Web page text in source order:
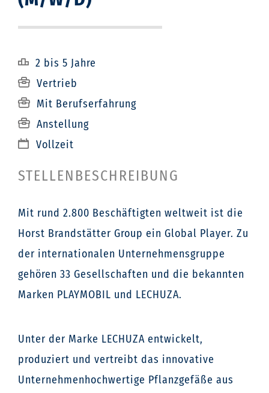
2 bis 5 Jahre
Vertrieb
Mit Berufserfahrung
Anstellung
Vollzeit
STELLENBESCHREIBUNG
Mit rund 2.800 Beschäftigten weltweit ist die
Horst Brandstätter Group ein Global Player. Zu
der internationalen Unternehmensgruppe
gehören 33 Gesellschaften und die bekannten
Marken PLAYMOBIL und LECHUZA.
Unter der Marke LECHUZA entwickelt,
produziert und vertreibt das innovative
Unternehmenhochwertige Pflanzgefäße aus